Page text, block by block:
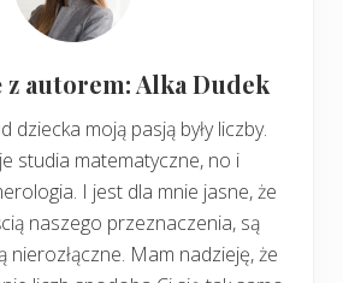
z autorem: Alka Dudek
dziecka moją pasją były liczby.
studia matematyczne, no i
I jest dla mnie jasne, że
naszego przeznaczenia, są
nierozłączne. Mam nadzieję, że